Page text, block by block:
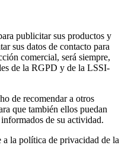
publicitar sus productos y
sus datos de contacto para
comercial, será siempre,
de la RGPD y de la LSSI-
de recomendar a otros
que también ellos puedan
de su actividad.
la política de privacidad de la